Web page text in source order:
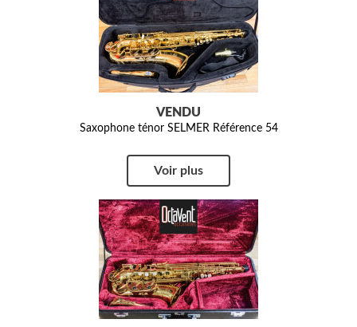
VENDU
Saxophone ténor SELMER Référence 54
Voir plus